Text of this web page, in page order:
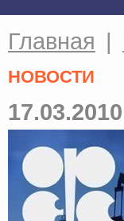
Главная |
НОВОСТИ
17.03.2010